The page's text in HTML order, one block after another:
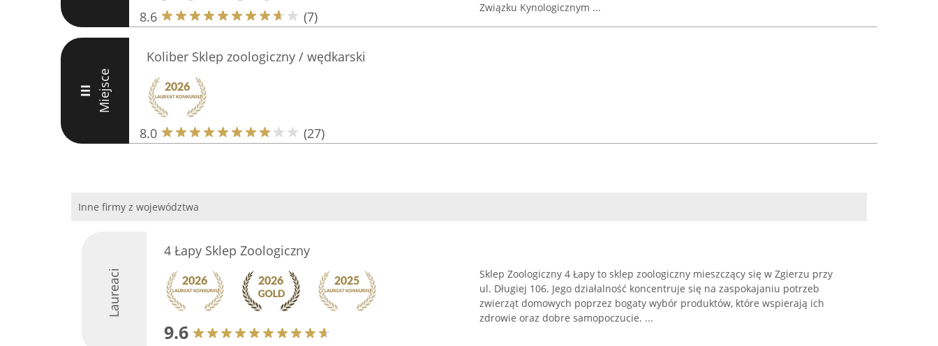
8.6 (7)
Związku Kynologicznym ...
III Miejsce
Koliber Sklep zoologiczny / wędkarski
8.0 (27)
Inne firmy z województwa
Laureaci
4 Łapy Sklep Zoologiczny
9.6
Sklep Zoologiczny 4 Łapy to sklep zoologiczny mieszczący się w Zgierzu przy
ul. Długiej 106. Jego działalność koncentruje się na zaspokajaniu potrzeb
zwierząt domowych poprzez bogaty wybór produktów, które wspierają ich
zdrowie oraz dobre samopoczucie. ...